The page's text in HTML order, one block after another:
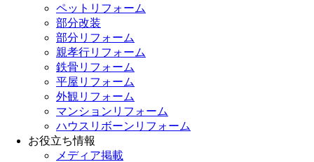
ペットリフォーム
部分改装
部分リフォーム
親孝行リフォーム
鉄骨リフォーム
平屋リフォーム
外観リフォーム
マンションリフォーム
ハウスリボーンリフォーム
お役立ち情報
メディア掲載